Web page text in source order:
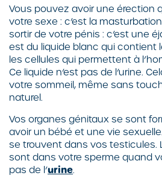
Vous pouvez avoir une érection
votre sexe : c’est la
sortir de votre pénis : c’est une
est du liquide blanc qui contient
les cellules qui permettent à
Ce liquide n’est pas de l’urine.
votre sommeil, même sans
naturel.
Vos organes génitaux se sont
avoir un bébé et une vie
se trouvent dans vos testicules.
sont dans votre sperme quand
pas de l’urine.